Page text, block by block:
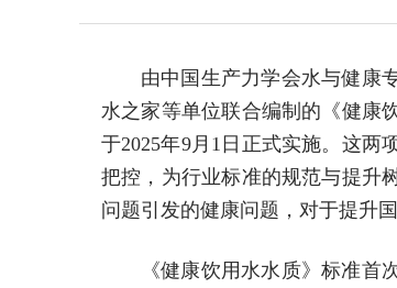
由中国生产力学会水与健康
水之家等单位联合编制的《健康
于2025年9月1日正式实施。这两
把控，为行业标准的规范与提升
问题引发的健康问题，对于提升
《健康饮用水水质》标准